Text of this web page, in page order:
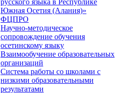
русского языка в Республике
Южная Осетия (Алания)»
ФЦПРО
Научно-методическое
сопровождение обучения
осетинскому языку
Взаимообучение образовательных
организаций
Система работы со школами с
низкими образовательными
результатами